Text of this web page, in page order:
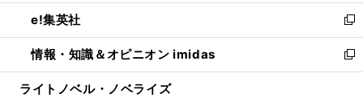
く
ウ
で
開
く
ン
ド
ウ
で
開
ウ
ィ
ン
ド
ウ
し
い
ウ
ィ
ン
e!集英社
新
し
い
ウ
情報・知識＆オピニオン imidas
新
し
ライトノベル・ノベライズ